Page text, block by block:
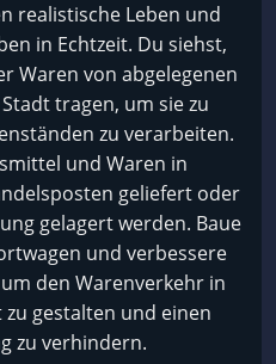
realistische Leben und
in Echtzeit. Du siehst,
Waren von abgelegenen
tragen, um sie zu
zu verarbeiten.
und Waren in
geliefert oder
gelagert werden. Baue
und verbessere
den Warenverkehr in
gestalten und einen
zu verhindern.